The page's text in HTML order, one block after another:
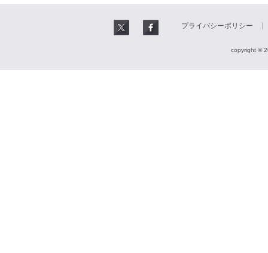
プライバシーポリシー
copyright ©